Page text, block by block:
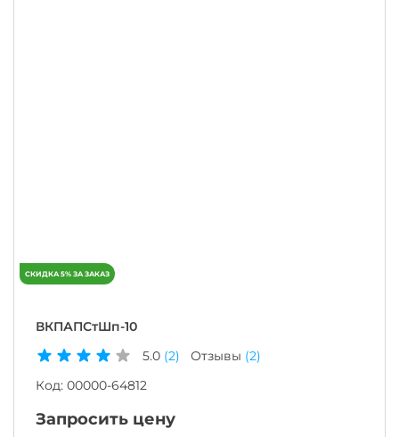
ВКПАПСтШп-10
5.0 (2) Отзывы (2)
Код: 00000-64812
Запросить цену